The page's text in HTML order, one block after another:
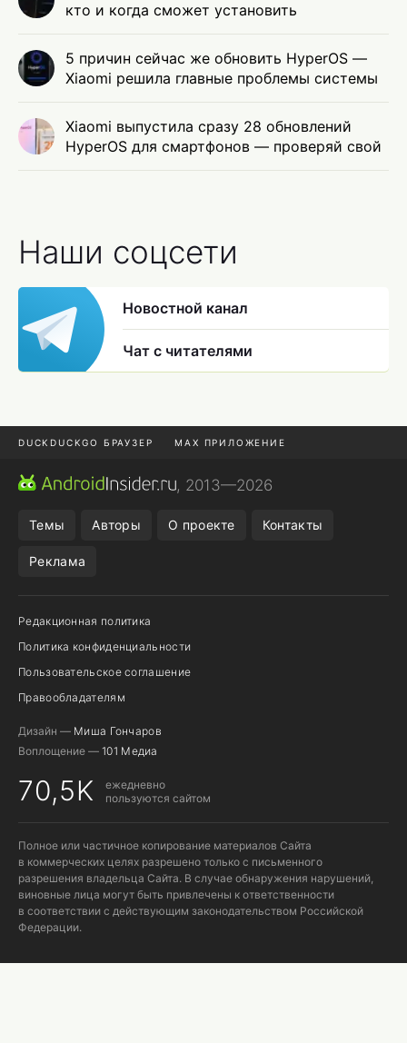
кто и когда сможет установить
5 причин сейчас же обновить HyperOS —
Xiaomi решила главные проблемы системы
Xiaomi выпустила сразу 28 обновлений
HyperOS для смартфонов — проверяй свой
Наши соцсети
Новостной канал
Чат с читателями
DUCKDUCKGO БРАУЗЕР MAX ПРИЛОЖЕНИЕ
ПРИЛОЖЕНИЯ ANDROID
, 2013—2026
Темы Авторы О проекте Контакты
Реклама
Редакционная политика
Политика конфиденциальности
Пользовательское соглашение
Правообладателям
Дизайн — Миша Гончаров
Воплощение — 101 Медиа
70,5K
ежедневно
пользуются сайтом
Полное или частичное копирование материалов Сайта
в коммерческих целях разрешено только с письменного
разрешения владельца Сайта. В случае обнаружения нарушений,
виновные лица могут быть привлечены к ответственности
в соответствии с действующим законодательством Российской
Федерации.